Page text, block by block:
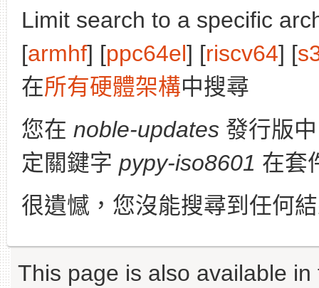
Limit search to a specific
[armhf] [ppc64el] [riscv64] [
在所有硬體架構中搜尋
您在 noble-updates 發行版
定關鍵字 pypy-iso8601 在套
很遺憾，您沒能搜尋到任何
This page is also available